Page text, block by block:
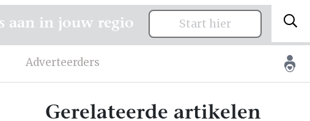
Adverteerders
aan in jouw regio Start hier
Gerelateerde artikelen